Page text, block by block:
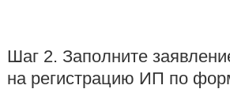
Шаг 2. Заполните
на регистрацию ИП по